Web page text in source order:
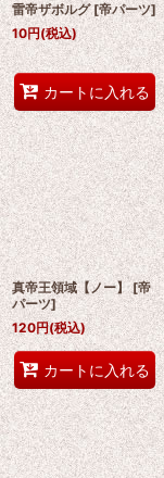
雷帝ザボルグ [帝パーツ]
10円(税込)
カートに入れる
真帝王領域【ノー】 [帝
パーツ]
120円(税込)
カートに入れる